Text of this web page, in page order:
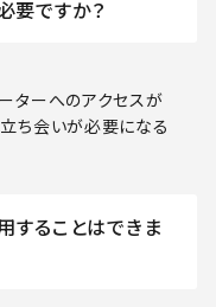
要ですか？
ターへのアクセスが
ち会いが必要になる
することはできま